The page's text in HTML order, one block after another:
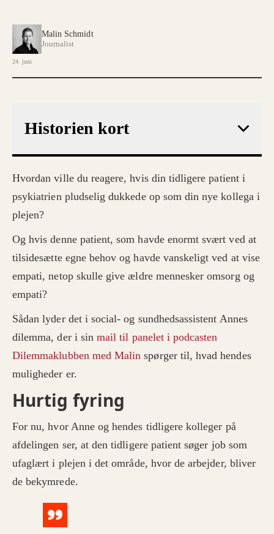
Malin Schmidt
Journalist
24. juni
Historien kort
Hvordan ville du reagere, hvis din tidligere patient i
psykiatrien pludselig dukkede op som din nye kollega i
plejen?
Og hvis denne patient, som havde enormt svært ved at
tilsidesætte egne behov og havde vanskeligt ved at vise
empati, netop skulle give ældre mennesker omsorg og
empati?
Sådan lyder det i social- og sundhedsassistent Annes
dilemma, der i sinmail til panelet i podcasten
Dilemmaklubben med Malinspørger til, hvad hendes
muligheder er.
Hurtig fyring
For nu, hvor Anne og hendes tidligere kolleger på
afdelingen ser, at den tidligere patient søger job som
ufaglært i plejen i det område, hvor de arbejder, bliver
de bekymrede.